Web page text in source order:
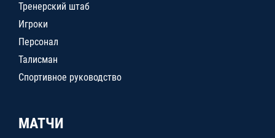
Тренерский штаб
Игроки
Персонал
Талисман
Спортивное руководство
МАТЧИ